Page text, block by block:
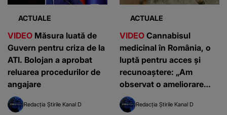
ACTUALE
VIDEO Măsura luată de
Guvern pentru criza de la
ATI. Bolojan a aprobat
reluarea procedurilor de
angajare
Redacția Știrile Kanal D
ACTUALE
VIDEO Cannabisul
medicinal în România, o
luptă pentru acces și
recunoaștere: „Am
observat o ameliorare
semnificativă”
Redacția Știrile Kanal D